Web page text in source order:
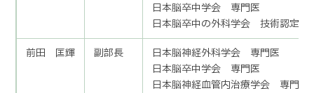
日本脳卒中学会 専門医
日本脳卒中の外科学会 技術認定医
前田 匡輝
副部長
日本脳神経外科学会 専門医
日本脳卒中学会 専門医
日本脳神経血管内治療学会 専門医